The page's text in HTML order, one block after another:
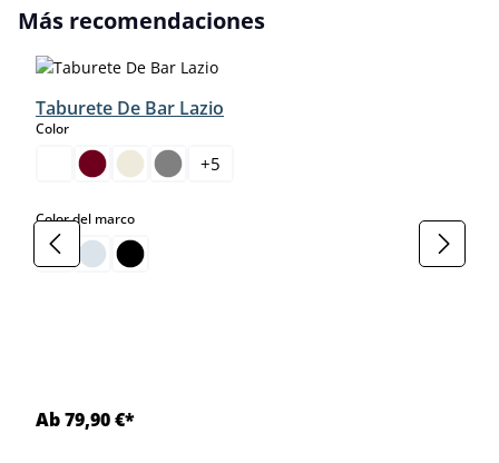
Omitir la galería de productos
Más recomendaciones
Taburete De Bar Lazio
Colorselect
+5
Color del marcoselect
Ab 79,90 €*